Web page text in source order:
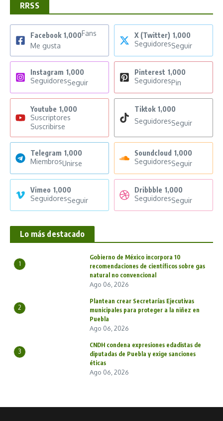
RRSS
Facebook 1,000Fans
Me gusta
X (Twitter) 1,000
SeguidoresSeguir
Instagram 1,000
SeguidoresSeguir
Pinterest 1,000
SeguidoresPin
Youtube 1,000
Suscriptores
Suscribirse
Tiktok 1,000
SeguidoresSeguir
Telegram 1,000
MiembrosUnirse
Soundcloud 1,000
SeguidoresSeguir
Vimeo 1,000
SeguidoresSeguir
Dribbble 1,000
SeguidoresSeguir
Lo más destacado
1
Gobierno de México incorpora 10
recomendaciones de científicos sobre gas
natural no convencional
Ago 06, 2026
2
Plantean crear Secretarías Ejecutivas
municipales para proteger a la niñez en
Puebla
Ago 06, 2026
3
CNDH condena expresiones edadistas de
diputadas de Puebla y exige sanciones
éticas
Ago 06, 2026